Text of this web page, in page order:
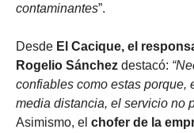
contaminantes”.
Desde El Cacique, el
Rogelio Sánchez destacó:
confiables como estas porque,
media distancia, el servicio no
Asimismo, el chofer de la